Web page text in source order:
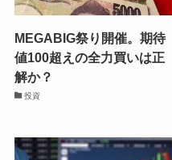
MEGABIG祭り開催。期待
値100超えの全力買いは正
解か？
投資